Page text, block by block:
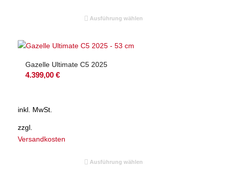
Ausführung wählen
Gazelle Ultimate C5 2025
4.399,00 €
inkl. MwSt.
zzgl.
Versandkosten
Ausführung wählen